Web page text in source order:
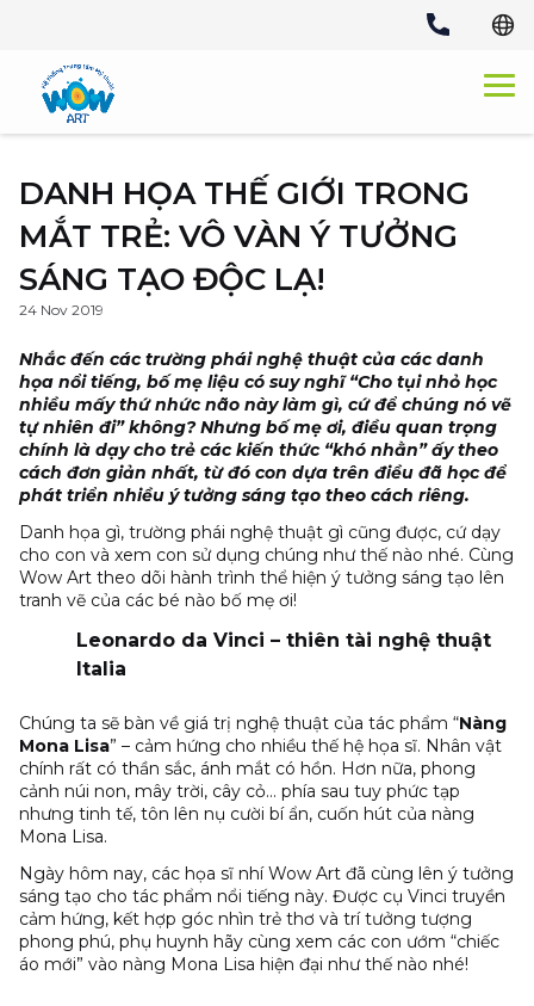
content
DANH HỌA THẾ GIỚI TRONG
MẮT TRẺ: VÔ VÀN Ý TƯỞNG
SÁNG TẠO ĐỘC LẠ!
24 Nov 2019
Nhắc đến các trường phái nghệ thuật của các danh
họa nổi tiếng, bố mẹ liệu có suy nghĩ “Cho tụi nhỏ học
nhiều mấy thứ nhức não này làm gì, cứ để chúng nó vẽ
tự nhiên đi” không? Nhưng bố mẹ ơi, điều quan trọng
chính là dạy cho trẻ các kiến thức “khó nhằn” ấy theo
cách đơn giản nhất, từ đó con dựa trên điều đã học để
phát triển nhiều ý tưởng sáng tạo theo cách riêng.
Danh họa gì, trường phái nghệ thuật gì cũng được, cứ dạy
cho con và xem con sử dụng chúng như thế nào nhé. Cùng
Wow Art theo dõi hành trình thể hiện ý tưởng sáng tạo lên
tranh vẽ của các bé nào bố mẹ ơi!
Leonardo da Vinci – thiên tài nghệ thuật
Italia
Chúng ta sẽ bàn về giá trị nghệ thuật của tác phẩm “Nàng
Mona Lisa” – cảm hứng cho nhiều thế hệ họa sĩ. Nhân vật
chính rất có thần sắc, ánh mắt có hồn. Hơn nữa, phong
cảnh núi non, mây trời, cây cỏ… phía sau tuy phức tạp
nhưng tinh tế, tôn lên nụ cười bí ẩn, cuốn hút của nàng
Mona Lisa.
Ngày hôm nay, các họa sĩ nhí Wow Art đã cùng lên ý tưởng
sáng tạo cho tác phẩm nổi tiếng này. Được cụ Vinci truyền
cảm hứng, kết hợp góc nhìn trẻ thơ và trí tưởng tượng
phong phú, phụ huynh hãy cùng xem các con ướm “chiếc
áo mới” vào nàng Mona Lisa hiện đại như thế nào nhé!